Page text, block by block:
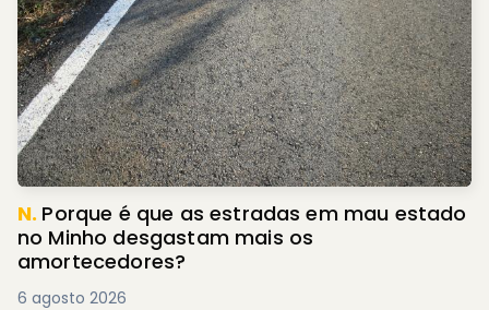
N. Porque é que as estradas em mau estado
no Minho desgastam mais os
amortecedores?
6 agosto 2026